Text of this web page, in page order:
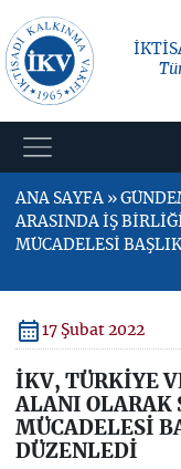
ANA SAYFA »
ARASINDA İŞ
MÜCADELESİ
17 Şubat 2022
İKV, TÜRKİYE
ALANI OLARAK
MÜCADELESİ
DÜZENLEDİ